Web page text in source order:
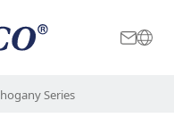
International
Series